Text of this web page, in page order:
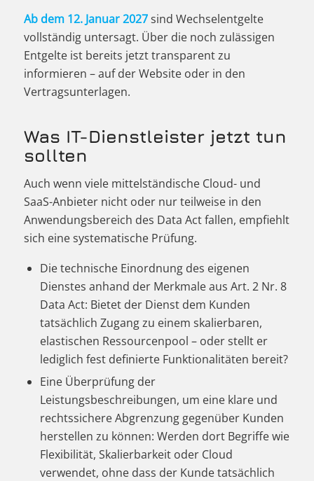
Ab dem 12. Januar 2027sind Wechselentgelte
vollständig untersagt. Über die noch zulässigen
Entgelte ist bereits jetzt transparent zu
informieren – auf der Website oder in den
Vertragsunterlagen.
Was IT-Dienstleister jetzt tun
sollten
Auch wenn viele mittelständische Cloud- und
SaaS-Anbieter nicht oder nur teilweise in den
Anwendungsbereich des Data Act fallen, empfiehlt
sich eine systematische Prüfung.
Die technische Einordnung des eigenen
Dienstes anhand der Merkmale aus Art. 2 Nr. 8
Data Act: Bietet der Dienst dem Kunden
tatsächlich Zugang zu einem skalierbaren,
elastischen Ressourcenpool – oder stellt er
lediglich fest definierte Funktionalitäten bereit?
Eine Überprüfung der
Leistungsbeschreibungen, um eine klare und
rechtssichere Abgrenzung gegenüber Kunden
herstellen zu können: Werden dort Begriffe wie
Flexibilität, Skalierbarkeit oder Cloud
verwendet, ohne dass der Kunde tatsächlich